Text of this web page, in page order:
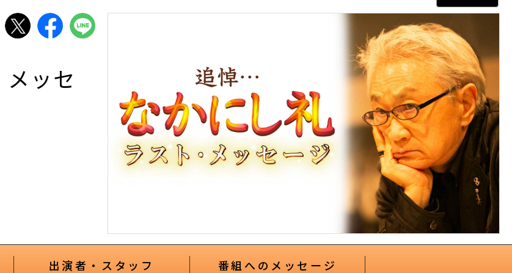
ッセ
出演者・スタッフ 番組へのメッセージ